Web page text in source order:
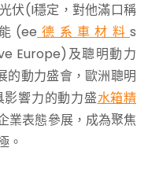
伏(I穩定，對他滿口稱
(ee 德系車材料s
Europe)及聰明動力
動力盛會，歐洲聰明
響力的動力盛水箱精
業表態參展，成為聚焦
。